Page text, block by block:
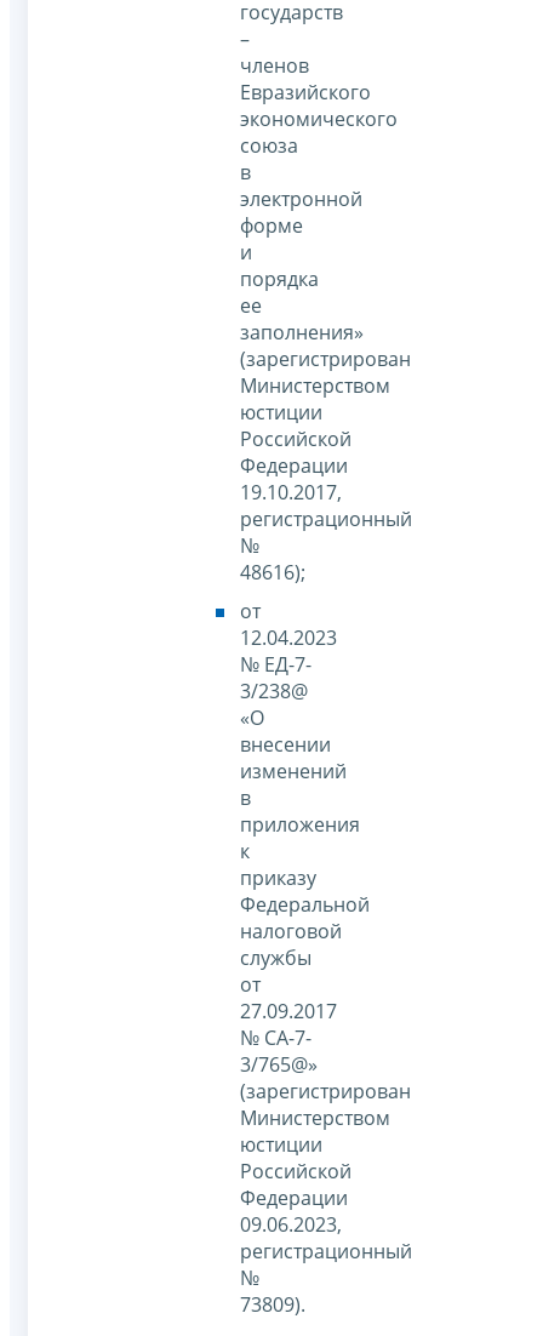
государств
–
членов
Евразийского
экономического
союза
в
электронной
форме
и
порядка
ее
заполнения»
(зарегистрирован
Министерством
юстиции
Российской
Федерации
19.10.2017,
регистрационный
№
48616);
от
12.04.2023
№ ЕД-7-
3/238@
«О
внесении
изменений
в
приложения
к
приказу
Федеральной
налоговой
службы
от
27.09.2017
№ СА-7-
3/765@»
(зарегистрирован
Министерством
юстиции
Российской
Федерации
09.06.2023,
регистрационный
№
73809).